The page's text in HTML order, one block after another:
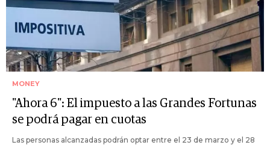
MONEY
"Ahora 6": El impuesto a las Grandes Fortunas
se podrá pagar en cuotas
Las personas alcanzadas podrán optar entre el 23 de marzo y el 28